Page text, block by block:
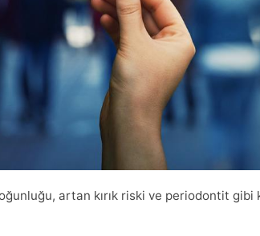
artan kırık riski ve periodontit